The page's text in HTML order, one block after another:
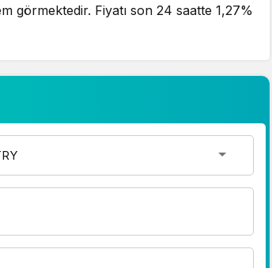
görmektedir. Fiyatı son 24 saatte 1,27%